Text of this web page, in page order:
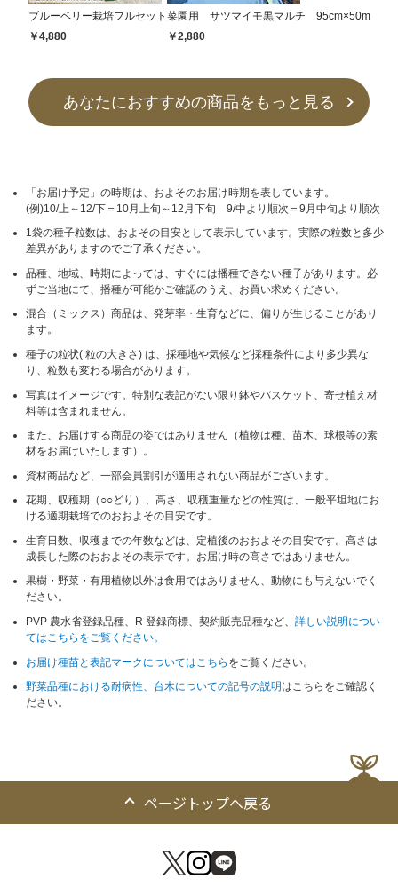
ブルーベリー栽培フルセット
￥4,880
菜園用 サツマイモ黒マルチ 95cm×50m
￥2,880
あなたにおすすめの商品をもっと見る
「お届け予定」の時期は、およそのお届け時期を表しています。
(例)10/上～12/下＝10月上旬～12月下旬 9/中より順次＝9月中旬より順次
1袋の種子粒数は、およその目安として表示しています。実際の粒数と多少
差異がありますのでご了承ください。
品種、地域、時期によっては、すぐには播種できない種子があります。必
ずご当地にて、播種が可能かご確認のうえ、お買い求めください。
混合（ミックス）商品は、発芽率・生育などに、偏りが生じることがあり
ます。
種子の粒状( 粒の大きさ) は、採種地や気候など採種条件により多少異な
り、粒数も変わる場合があります。
写真はイメージです。特別な表記がない限り鉢やバスケット、寄せ植え材
料等は含まれません。
また、お届けする商品の姿ではありません（植物は種、苗木、球根等の素
材をお届けいたします）。
資材商品など、一部会員割引が適用されない商品がございます。
花期、収穫期（○○どり）、高さ、収穫重量などの性質は、一般平坦地にお
ける適期栽培でのおおよその目安です。
生育日数、収穫までの年数などは、定植後のおおよその目安です。高さは
成長した際のおおよその表示です。お届け時の高さではありません。
果樹・野菜・有用植物以外は食用ではありません、動物にも与えないでく
ださい。
PVP 農水省登録品種、R 登録商標、契約販売品種など、詳しい説明につい
てはこちらをご覧ください。
お届け種苗と表記マークについてはこちら をご覧ください。
野菜品種における耐病性、台木についての記号の説明はこちらをご確認く
ださい。
ページトップへ戻る